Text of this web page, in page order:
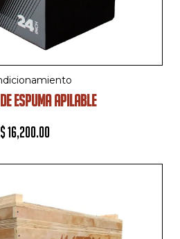
ESPUMA APILABLE
$16,200.00